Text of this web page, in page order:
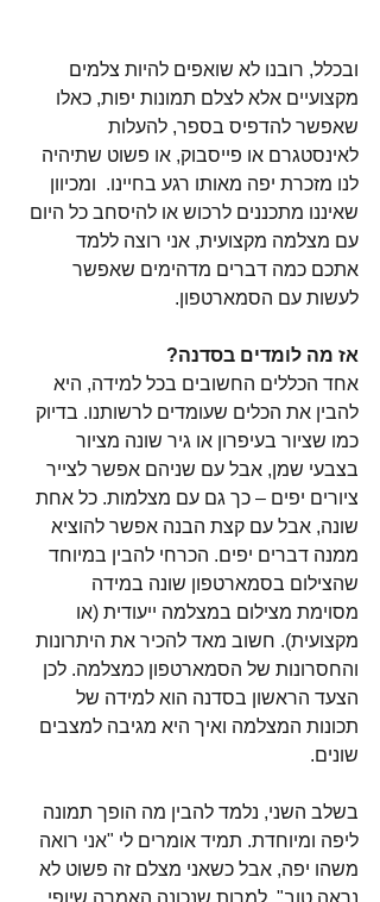
ובכלל, רובנו לא שואפים להיות צלמים
מקצועיים אלא לצלם תמונות יפות, כאלו
שאפשר להדפיס בספר, להעלות
לאינסטגרם או פייסבוק, או פשוט שתיהיה
לנו מזכרת יפה מאותו רגע בחיינו.  ומכיוון
שאיננו מתכננים לרכוש או להיסחב כל היום
עם מצלמה מקצועית, אני רוצה ללמד
אתכם כמה דברים מדהימים שאפשר
לעשות עם הסמארטפון.
אז מה לומדים בסדנה?
אחד הכללים החשובים בכל למידה, היא
להבין את הכלים שעומדים לרשותנו. בדיוק
כמו שציור בעיפרון או גיר שונה מציור
בצבעי שמן, אבל עם שניהם אפשר לצייר
ציורים יפים – כך גם עם מצלמות. כל אחת
שונה, אבל עם קצת הבנה אפשר להוציא
ממנה דברים יפים. הכרחי להבין במיוחד
שהצילום בסמארטפון שונה במידה
מסוימת מצילום במצלמה ייעודית (או
מקצועית). חשוב מאד להכיר את היתרונות
והחסרונות של הסמארטפון כמצלמה. לכן
הצעד הראשון בסדנה הוא למידה של
תכונות המצלמה ואיך היא מגיבה למצבים
שונים.
בשלב השני, נלמד להבין מה הופך תמונה
ליפה ומיוחדת. תמיד אומרים לי "אני רואה
משהו יפה, אבל כשאני מצלם זה פשוט לא
נראה טוב". למרות שנכונה האמרה שיופי